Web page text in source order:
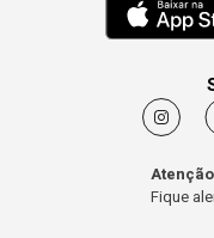
Fique